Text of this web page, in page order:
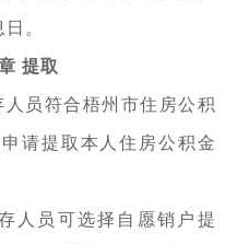
。
提取
人员符合梧州市住房公积
请提取本人住房公积金
人员可选择自愿销户提